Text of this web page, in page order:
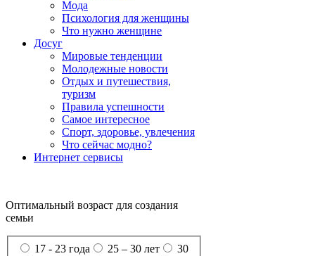
Мода
Психология для женщины
Что нужно женщине
Досуг
Мировые тенденции
Молодежные новости
Отдых и путешествия,
туризм
Правила успешности
Самое интересное
Спорт, здоровье, увлечения
Что сейчас модно?
Интернет сервисы
Оптимальный возраст для создания
семьи
17 - 23 года 25 – 30 лет
30